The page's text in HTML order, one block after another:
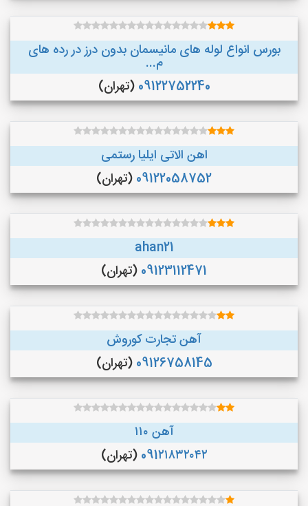
بورس انواع لوله های مانیسمان بدون درز در رده های
م...
09122752240 (تهران)
اهن الاتی ایلیا رستمی
09122058752 (تهران)
ahan21
09123112471 (تهران)
آهن تجارت کوروش
09126758145 (تهران)
آهن ۱۱۰
091۲۱۸۳۲۰۴۲ (تهران)